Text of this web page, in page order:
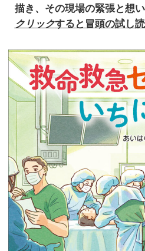
描き、その現場の緊張と想い
クリックすると冒頭の試し